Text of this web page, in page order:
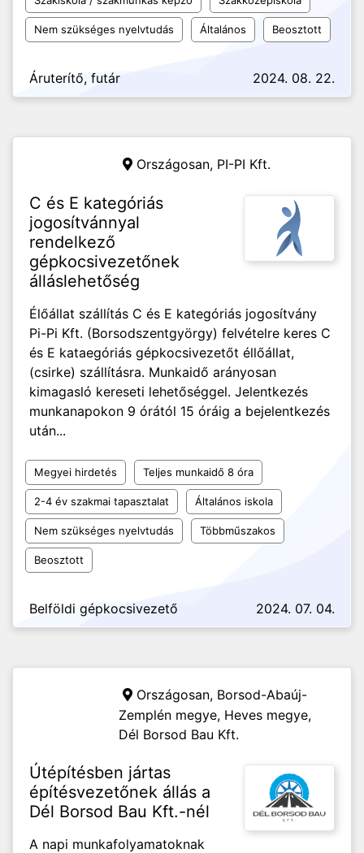
Nem szükséges nyelvtudás Általános Beosztott
Áruterítő, futár 2024. 08. 22.
Országosan, PI-PI Kft.
C és E kategóriás
jogosítvánnyal
rendelkező
gépkocsivezetőnek
álláslehetőség
Élőállat szállítás C és E kategóriás jogosítvány
Pi-Pi Kft. (Borsodszentgyörgy) felvételre keres C
és E kataegóriás gépkocsivezetőt éllőállat,
(csirke) szállításra. Munkaidő arányosan
kimagasló kereseti lehetőséggel. Jelentkezés
munkanapokon 9 órától 15 óráig a bejelentkezés
után...
Megyei hirdetés Teljes munkaidő 8 óra
2-4 év szakmai tapasztalat Általános iskola
Nem szükséges nyelvtudás Többműszakos
Beosztott
Belföldi gépkocsivezető 2024. 07. 04.
Országosan, Borsod-Abaúj-
Zemplén megye, Heves megye,
Dél Borsod Bau Kft.
Útépítésben jártas
építésvezetőnek állás a
Dél Borsod Bau Kft.-nél
A napi munkafolyamatoknak